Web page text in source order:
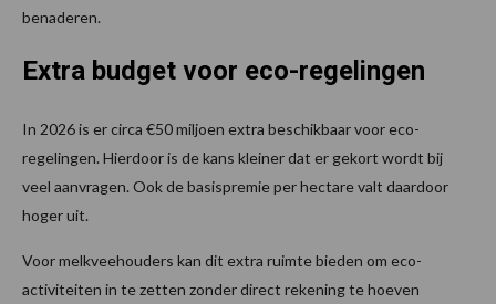
benaderen.
Extra budget voor eco-regelingen
In 2026 is er circa €50 miljoen extra beschikbaar voor eco-
regelingen. Hierdoor is de kans kleiner dat er gekort wordt bij
veel aanvragen. Ook de basispremie per hectare valt daardoor
hoger uit.
Voor melkveehouders kan dit extra ruimte bieden om eco-
activiteiten in te zetten zonder direct rekening te hoeven